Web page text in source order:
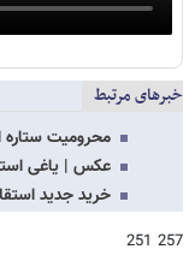
خبرهای مرتبط
محرومیت ستاره
عکس | یاغی
خرید جدید
257 251